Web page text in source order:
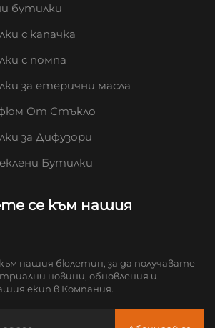
бутилки
с капачка
с помпа
за етерични масла
От Стъкло
за Дифузори
Бутилки
се към нашия
нашия бюлетин, за да получавате
новини, обновления и
екип в Компания.